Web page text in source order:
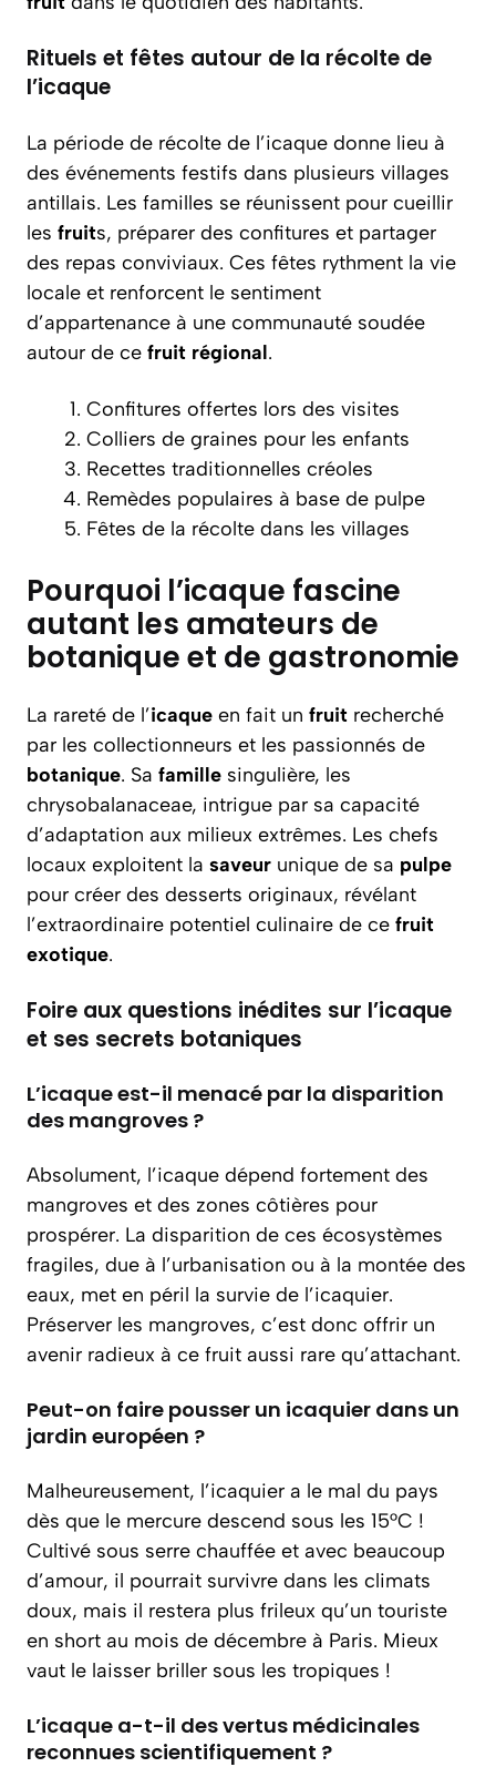
Rituels et fêtes autour de la récolte de
l’icaque
La période de récolte de l’icaque donne lieu à
des événements festifs dans plusieurs villages
antillais. Les familles se réunissent pour cueillir
les fruits, préparer des confitures et partager
des repas conviviaux. Ces fêtes rythment la vie
locale et renforcent le sentiment
d’appartenance à une communauté soudée
autour de ce fruit régional.
Confitures offertes lors des visites
Colliers de graines pour les enfants
Recettes traditionnelles créoles
Remèdes populaires à base de pulpe
Fêtes de la récolte dans les villages
Pourquoi l’icaque fascine
autant les amateurs de
botanique et de gastronomie
La rareté de l’icaque en fait un fruit recherché
par les collectionneurs et les passionnés de
botanique. Sa famille singulière, les
chrysobalanaceae, intrigue par sa capacité
d’adaptation aux milieux extrêmes. Les chefs
locaux exploitent la saveur unique de sa pulpe
pour créer des desserts originaux, révélant
l’extraordinaire potentiel culinaire de ce fruit
exotique.
Foire aux questions inédites sur l’icaque
et ses secrets botaniques
L’icaque est-il menacé par la disparition
des mangroves ?
Absolument, l’icaque dépend fortement des
mangroves et des zones côtières pour
prospérer. La disparition de ces écosystèmes
fragiles, due à l’urbanisation ou à la montée des
eaux, met en péril la survie de l’icaquier.
Préserver les mangroves, c’est donc offrir un
avenir radieux à ce fruit aussi rare qu’attachant.
Peut-on faire pousser un icaquier dans un
jardin européen ?
Malheureusement, l’icaquier a le mal du pays
dès que le mercure descend sous les 15°C !
Cultivé sous serre chauffée et avec beaucoup
d’amour, il pourrait survivre dans les climats
doux, mais il restera plus frileux qu’un touriste
en short au mois de décembre à Paris. Mieux
vaut le laisser briller sous les tropiques !
L’icaque a-t-il des vertus médicinales
reconnues scientifiquement ?